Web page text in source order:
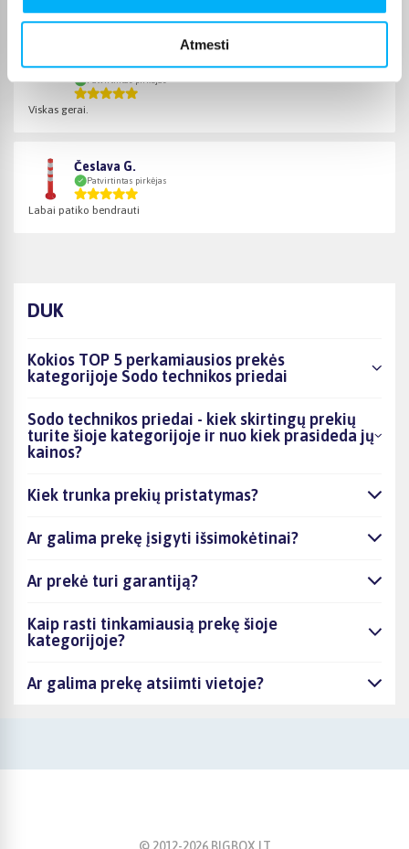
Atmesti
Aleksej M.
Patvirtintas pirkėjas
Viskas gerai.
Česlava G.
Patvirtintas pirkėjas
Labai patiko bendrauti
DUK
Kokios TOP 5 perkamiausios prekės
kategorijoje Sodo technikos priedai
Sodo technikos priedai - kiek skirtingų prekių
turite šioje kategorijoje ir nuo kiek prasideda jų
kainos?
Kiek trunka prekių pristatymas?
Ar galima prekę įsigyti išsimokėtinai?
Ar prekė turi garantiją?
Kaip rasti tinkamiausią prekę šioje
kategorijoje?
Ar galima prekę atsiimti vietoje?